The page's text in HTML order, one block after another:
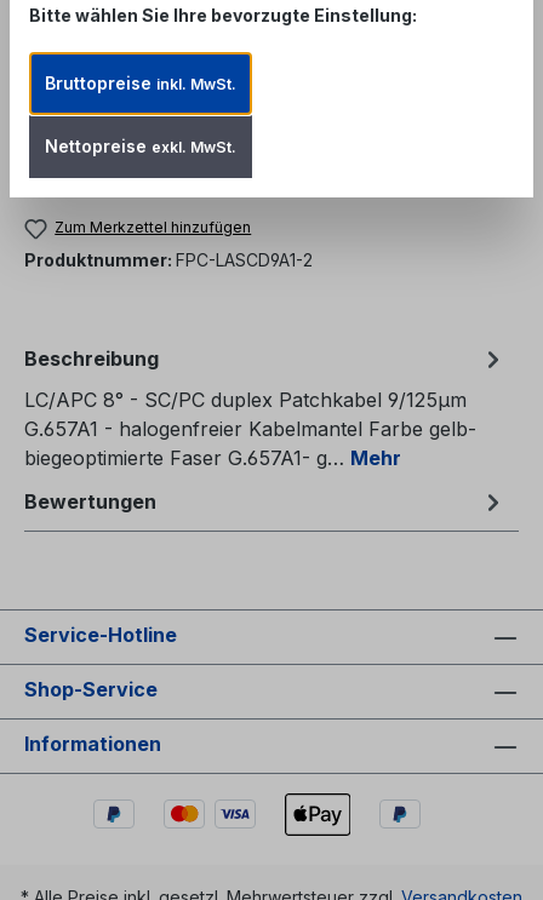
Unser Angebot richtet sich ausschließlich an
Geschäftskunden, Behörden und öffentliche
Einrichtungen. Kein Verkauf an private
Produkt Anzahl: Gib den
Zum Merkzettel hinzufügen
Produktnummer: FPC-LASCD9A1-2
Beschreibung
LC/APC 8° - SC/PC duplex Patchkabel 9/125µm
G.657A1 - halogenfreier Kabelmantel Farbe gelb-
biegeoptimierte Faser G.657A1- g… Mehr
Bewertungen
Service-Hotline
Shop-Service
Informationen
Bitte wählen Sie Ihre bevorzugte Einstellung:
Bruttopreise inkl. MwSt.
Nettopreise exkl. MwSt.